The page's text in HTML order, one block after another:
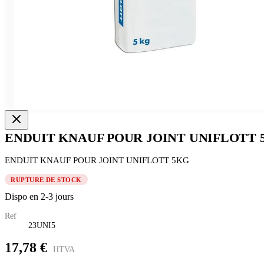
ENDUIT KNAUF POUR JOINT UNIFLOTT
ENDUIT KNAUF POUR JOINT UNIFLOTT 5KG
RUPTURE DE STOCK
Dispo en 2-3 jours
Ref
23UNI5
17,78 € HTVA